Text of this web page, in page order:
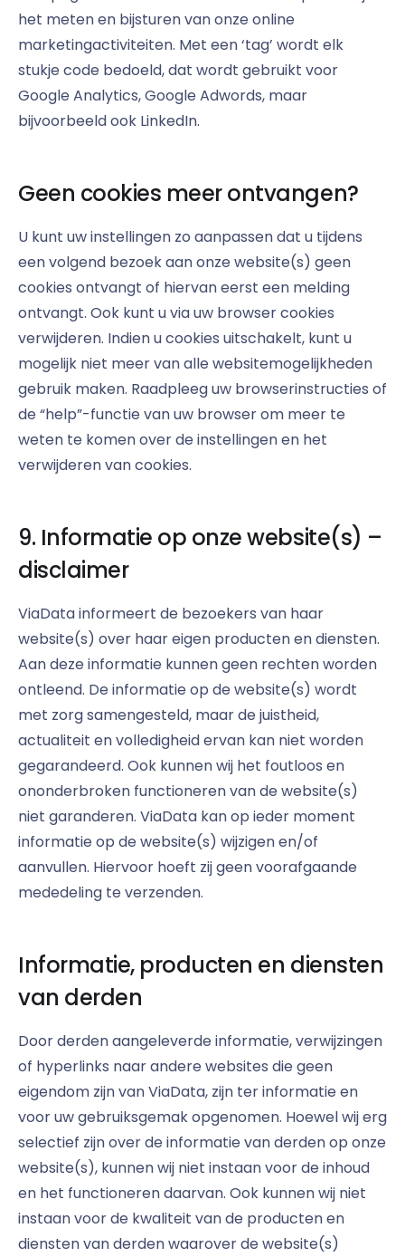
het meten en bijsturen van onze online
marketingactiviteiten. Met een ‘tag’ wordt elk
stukje code bedoeld, dat wordt gebruikt voor
Google Analytics, Google Adwords, maar
bijvoorbeeld ook LinkedIn.
Geen cookies meer ontvangen?
U kunt uw instellingen zo aanpassen dat u tijdens
een volgend bezoek aan onze website(s) geen
cookies ontvangt of hiervan eerst een melding
ontvangt. Ook kunt u via uw browser cookies
verwijderen. Indien u cookies uitschakelt, kunt u
mogelijk niet meer van alle websitemogelijkheden
gebruik maken. Raadpleeg uw browserinstructies of
de “help”-functie van uw browser om meer te
weten te komen over de instellingen en het
verwijderen van cookies.
9. Informatie op onze website(s) –
disclaimer
ViaData informeert de bezoekers van haar
website(s) over haar eigen producten en diensten.
Aan deze informatie kunnen geen rechten worden
ontleend. De informatie op de website(s) wordt
met zorg samengesteld, maar de juistheid,
actualiteit en volledigheid ervan kan niet worden
gegarandeerd. Ook kunnen wij het foutloos en
ononderbroken functioneren van de website(s)
niet garanderen. ViaData kan op ieder moment
informatie op de website(s) wijzigen en/of
aanvullen. Hiervoor hoeft zij geen voorafgaande
mededeling te verzenden.
Informatie, producten en diensten
van derden
Door derden aangeleverde informatie, verwijzingen
of hyperlinks naar andere websites die geen
eigendom zijn van ViaData, zijn ter informatie en
voor uw gebruiksgemak opgenomen. Hoewel wij erg
selectief zijn over de informatie van derden op onze
website(s), kunnen wij niet instaan voor de inhoud
en het functioneren daarvan. Ook kunnen wij niet
instaan voor de kwaliteit van de producten en
diensten van derden waarover de website(s)